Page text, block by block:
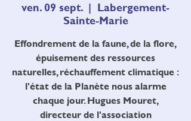
ven. 09 sept.
  |
Labergement-
Sainte-Marie
Effondrement de la faune, de la flore,
épuisement des ressources
naturelles, réchauffement climatique :
l'état de la Planète nous alarme
chaque jour. Hugues Mouret,
directeur de l'association